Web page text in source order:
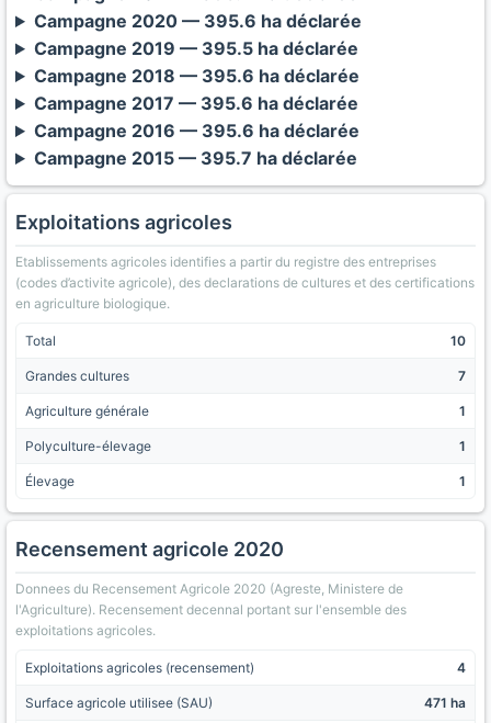
Campagne 2020 — 395.6 ha déclarée
Campagne 2019 — 395.5 ha déclarée
Campagne 2018 — 395.6 ha déclarée
Campagne 2017 — 395.6 ha déclarée
Campagne 2016 — 395.6 ha déclarée
Campagne 2015 — 395.7 ha déclarée
Exploitations agricoles
Etablissements agricoles identifies a partir du registre des entreprises
(codes d’activite agricole), des declarations de cultures et des certifications
en agriculture biologique.
Total 10
Grandes cultures 7
Agriculture générale 1
Polyculture-élevage 1
Élevage 1
Recensement agricole 2020
Donnees du Recensement Agricole 2020 (Agreste, Ministere de
l'Agriculture). Recensement decennal portant sur l'ensemble des
exploitations agricoles.
Exploitations agricoles (recensement) 4
Surface agricole utilisee (SAU) 471 ha